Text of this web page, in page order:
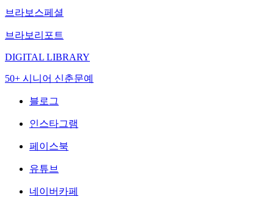
브라보스페셜
브라보리포트
DIGITAL LIBRARY
50+ 시니어 신춘문예
블로그
인스타그램
페이스북
유튜브
네이버카페